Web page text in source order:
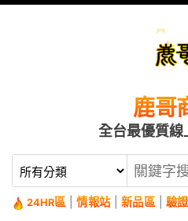
鹿哥
全台最優質線
24HR區 情報站| 新品區 驗